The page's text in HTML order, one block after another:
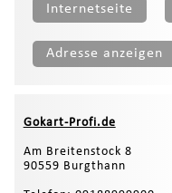
Internetseite
Adresse anzeigen
Gokart-Profi.de
Am Breitenstock 8
90559 Burgthann